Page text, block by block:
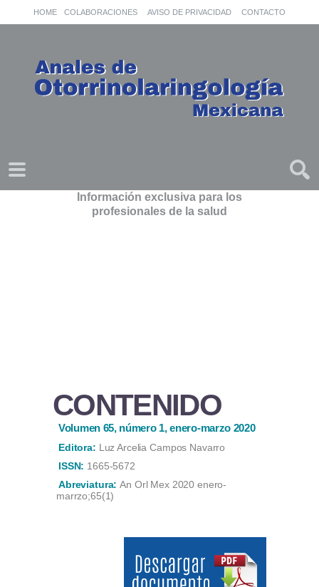
HOME COLABORACIONES AVISO DE PRIVACIDAD CONTACTO
Información exclusiva para los
profesionales de la salud
CONTENIDO
Volumen 65, número 1, enero-marzo 2020
Editora: Luz Arcelia Campos Navarro
ISSN: 1665-5672
Abreviatura: An Orl Mex 2020 enero-
marrzo;65(1)